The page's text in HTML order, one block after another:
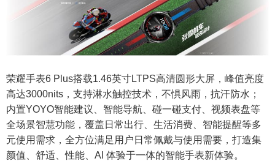
荣耀手表6 Plus搭载1.46英寸LTPS高清圆形大屏，峰值亮度
高达3000nits，支持淋水触控技术，不惧风雨，抗汗防水；
内置YOYO智能建议、智能导航、碰一碰支付、视频表盘等
全场景智慧功能，覆盖日常出行、生活消费、智能提醒等多
元使用需求，全方位满足用户日常佩戴与使用需要，打造集
颜值、舒适、性能、AI 体验于一体的智能手表新体验。